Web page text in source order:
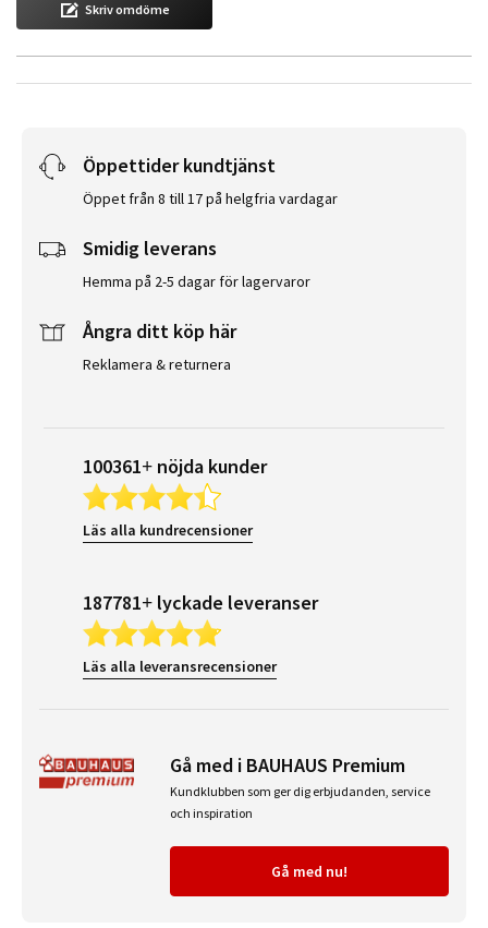
Skriv omdöme
Öppettider kundtjänst
Öppet från 8 till 17 på helgfria vardagar
Smidig leverans
Hemma på 2-5 dagar för lagervaror
Ångra ditt köp här
Reklamera & returnera
100361+ nöjda kunder
Läs alla kundrecensioner
187781+ lyckade leveranser
Läs alla leveransrecensioner
Gå med i BAUHAUS Premium
Kundklubben som ger dig erbjudanden, service
och inspiration
Gå med nu!